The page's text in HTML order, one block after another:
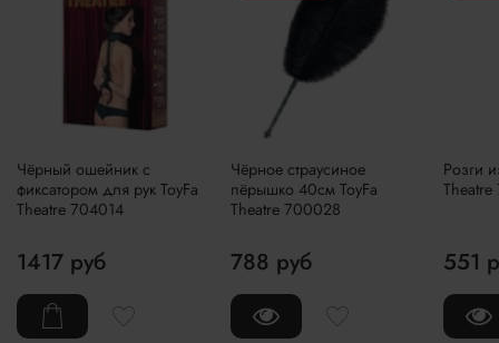
Чёрный ошейник с
фиксатором для рук ToyFa
Theatre 704014
1417 руб
Чёрное страусиное
пёрышко 40см ToyFa
Theatre 700028
788 руб
Розги
551